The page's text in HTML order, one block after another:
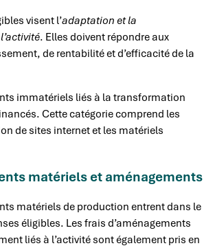
visent l’adaptation et la
. Elles doivent répondre aux
de rentabilité et d’efficacité de la
immatériels liés à la transformation
Cette catégorie comprend les
de sites internet et les matériels
matériels et aménagements
matériels de production entrent dans le
éligibles. Les frais d’aménagements
liés à l’activité sont également pris en